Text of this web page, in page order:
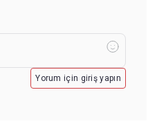
Yorum için giriş yapın